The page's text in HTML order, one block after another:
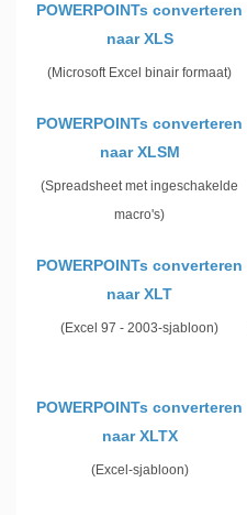
POWERPOINTs converteren
naar XLS
(Microsoft Excel binair formaat)
POWERPOINTs converteren
naar XLSM
(Spreadsheet met ingeschakelde
macro's)
POWERPOINTs converteren
naar XLT
(Excel 97 - 2003-sjabloon)
POWERPOINTs converteren
naar XLTX
(Excel-sjabloon)